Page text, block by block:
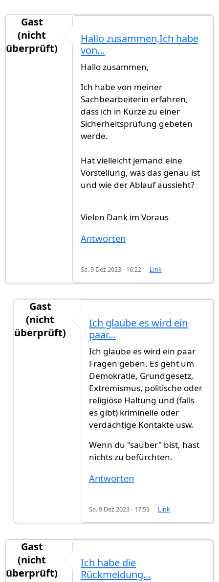
Gast
(nicht
überprüft)
Hallo zusammen,Ich habe
von…
Hallo zusammen,
Ich habe von meiner
Sachbearbeiterin erfahren,
dass ich in Kürze zu einer
Sicherheitsprüfung gebeten
werde.
Hat vielleicht jemand eine
Vorstellung, was das genau ist
und wie der Ablauf aussieht?
Vielen Dank im Voraus
Antworten
Sa. 9 Dez 2023 - 16:22 Link
Gast
(nicht
überprüft)
Hallo zusammen,Ich habe von…
Ich glaube es wird ein
paar…
Ich glaube es wird ein paar
Fragen geben. Es geht um
Demokratie, Grundgesetz,
Extremismus, politische oder
religiöse Haltung und (falls
es gibt) kriminelle oder
verdächtige Kontakte usw.
Wenn du "sauber" bist, hast
nichts zu befürchten.
Antworten
Sa. 9 Dez 2023 - 17:53 Link
Gast
(nicht
überprüft)
Ich habe die
Rückmeldung…